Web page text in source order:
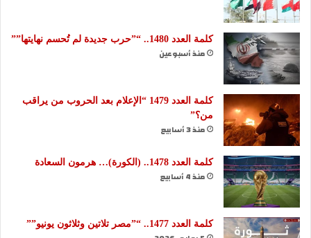
كلمة العدد 1480.. “”حرب جديدة لم تُحسم نهايتها””
منذ أسبوعين
كلمة العدد 1479 “الإعلام بعد الحروب من يراقب
من؟”
منذ 3 أسابيع
كلمة العدد 1478.. (الكورة)… هرمون السعادة
منذ 4 أسابيع
كلمة العدد 1477.. “”مصر تلاتين وثلاثون يونيو””